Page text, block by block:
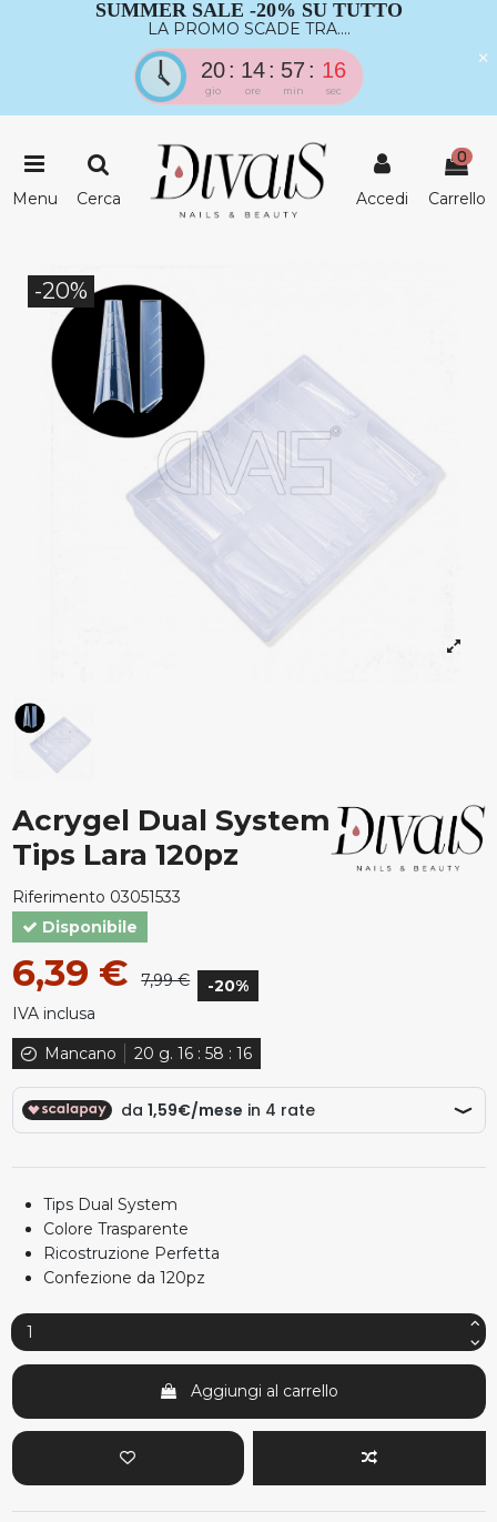
SUMMER SALE -20% SU TUTTO
LA PROMO SCADE TRA....
20
gio
14
ore
57
min
15
sec
×
Menu Cerca Accedi
0
Carrello
-20%
Acrygel Dual System
Tips Lara 120pz
Riferimento 03051533
Disponibile
6,39 € 7,99 €
-20%
IVA inclusa
Mancano
20 g. 16: 58 : 15
Tips Dual System
Colore Trasparente
Ricostruzione Perfetta
Confezione da 120pz
Aggiungi al carrello